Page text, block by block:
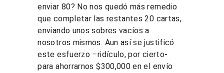
enviar 80? No nos quedó más remedio
que completar las restantes 20 cartas,
enviando unos sobres vacíos a
nosotros mismos. Aun así se justificó
este esfuerzo –ridículo, por cierto-
para ahorrarnos $300,000 en el envío